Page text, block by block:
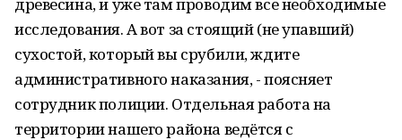
исследования. А вот за стоящий (не упавший)
сухостой, который вы срубили, ждите
административного наказания, - поясняет
сотрудник полиции. Отдельная работа на
территории нашего района ведётся с